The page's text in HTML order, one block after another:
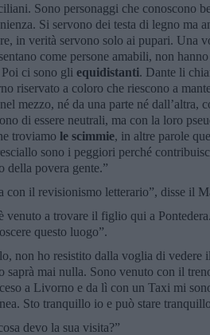
Sono personaggi che conoscono
Si servono dei testa di legno ma
in verità servono solo ai pupari. Una
come persone amabili, non
ci sono gli equidistanti. Dante li
riservato a coloro che riescono a
mezzo, né da una parte né dall’altra,
di essere neutrali, ma con la loro
troviamo le scimmie, in altre parole
sono i peggiori perché
della povera gente.”
con il revisionismo letterario”, disse il
venuto a trovare il figlio qui a
questo luogo”.
non ho resistito dalla voglia di vedere
saprà mai nulla. Sono venuto con il
a Livorno e da lì con un Taxi mi
Sto tranquillo io e può stare
devo la sua visita?”